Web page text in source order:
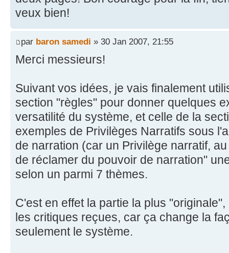
veux bien!
par baron samedi » 30 Jan 2007, 21:55
Merci messieurs!
Suivant vos idées, je vais finalement
section "règles" pour donner quelques
versatilité du système, et celle de la
exemples de Privilèges Narratifs sous
de narration (car un Privilège narratif,
de réclamer du pouvoir de narration"
selon un parmi 7 thèmes.
C'est en effet la partie la plus
les critiques reçues, car ça change la
seulement le système.